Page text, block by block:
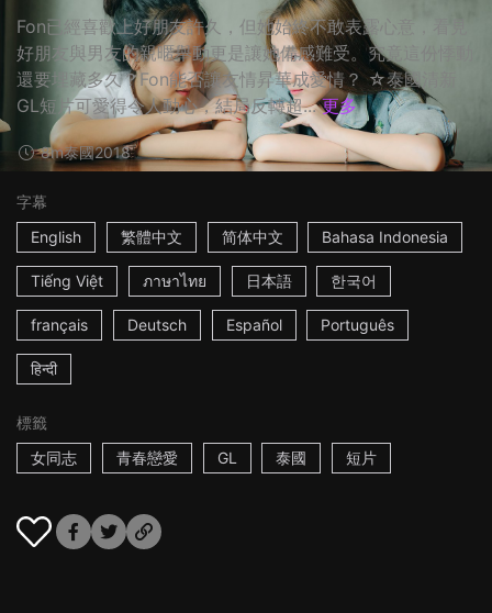
Fon已經喜歡上好朋友許久，但她始終不敢表露心意，看見
好朋友與男友的親暱舉動更是讓她備感難受。究竟這份悸動
還要埋藏多久？Fon能否讓友情昇華成愛情？ ☆泰國清新
GL短片可愛得令人動心，結局反轉超... 更多
8m泰國2018
字幕
English
繁體中文 简体中文 Bahasa Indonesia
Tiếng Việt ภาษาไทย 日本語 한국어
français Deutsch Español Português
हिन्दी
標籤
女同志
青春戀愛 GL 泰國 短片